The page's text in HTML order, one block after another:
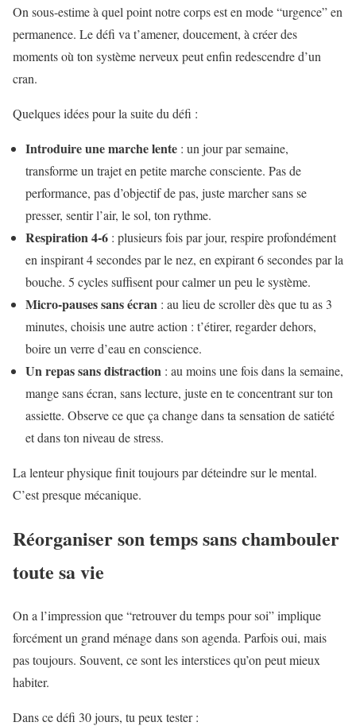
On sous-estime à quel point notre corps est en mode “urgence” en
permanence. Le défi va t’amener, doucement, à créer des
moments où ton système nerveux peut enfin redescendre d’un
cran.
Quelques idées pour la suite du défi :
Introduire une marche lente : un jour par semaine,
transforme un trajet en petite marche consciente. Pas de
performance, pas d’objectif de pas, juste marcher sans se
presser, sentir l’air, le sol, ton rythme.
Respiration 4-6 : plusieurs fois par jour, respire profondément
en inspirant 4 secondes par le nez, en expirant 6 secondes par la
bouche. 5 cycles suffisent pour calmer un peu le système.
Micro-pauses sans écran : au lieu de scroller dès que tu as 3
minutes, choisis une autre action : t’étirer, regarder dehors,
boire un verre d’eau en conscience.
Un repas sans distraction : au moins une fois dans la semaine,
mange sans écran, sans lecture, juste en te concentrant sur ton
assiette. Observe ce que ça change dans ta sensation de satiété
et dans ton niveau de stress.
La lenteur physique finit toujours par déteindre sur le mental.
C’est presque mécanique.
Réorganiser son temps sans chambouler
toute sa vie
On a l’impression que “retrouver du temps pour soi” implique
forcément un grand ménage dans son agenda. Parfois oui, mais
pas toujours. Souvent, ce sont les interstices qu’on peut mieux
habiter.
Dans ce défi 30 jours, tu peux tester :